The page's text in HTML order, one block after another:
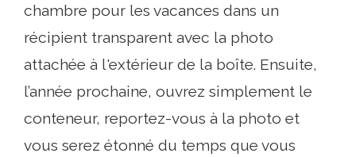
chambre pour les vacances dans un
récipient transparent avec la photo
attachée à l'extérieur de la boîte. Ensuite,
l’année prochaine, ouvrez simplement le
conteneur, reportez-vous à la photo et
vous serez étonné du temps que vous